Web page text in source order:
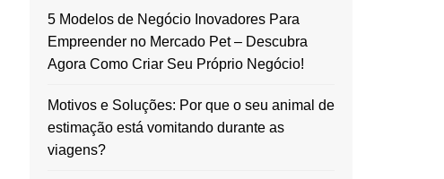
5 Modelos de Negócio Inovadores Para
Empreender no Mercado Pet – Descubra
Agora Como Criar Seu Próprio Negócio!
Motivos e Soluções: Por que o seu animal de
estimação está vomitando durante as
viagens?